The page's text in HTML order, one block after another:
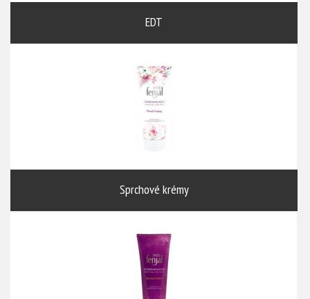
EDT
Sprchové krémy